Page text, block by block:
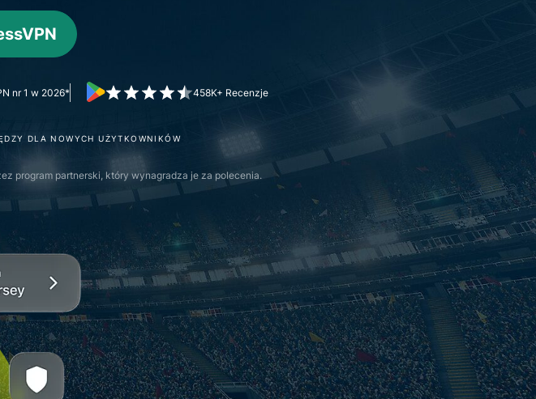
przetwarzaniu
danych,
inteligencję
nr 1 w 2026* 458K+ Recenzje
DLA NOWYCH UŻYTKOWNIKÓW
program partnerski, który wynagradza je za polecenia.